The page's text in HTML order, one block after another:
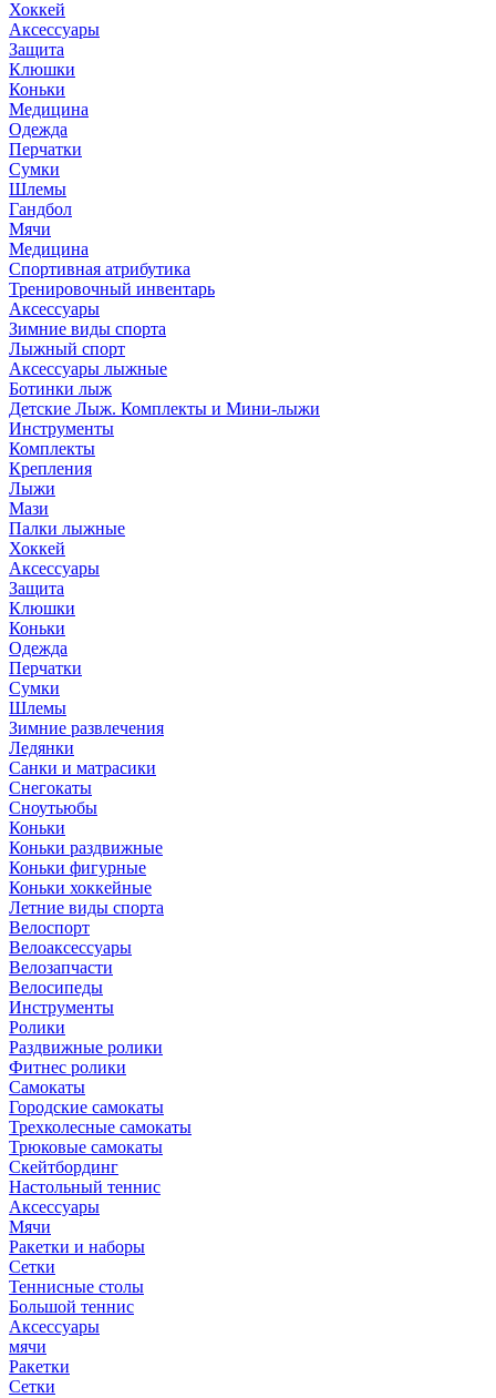
Хоккей
Аксессуары
Защита
Клюшки
Коньки
Медицина
Одежда
Перчатки
Сумки
Шлемы
Гандбол
Мячи
Медицина
Спортивная атрибутика
Тренировочный инвентарь
Аксессуары
Зимние виды спорта
Лыжный спорт
Аксессуары лыжные
Ботинки лыж
Детские Лыж. Комплекты и Мини-лыжи
Инструменты
Комплекты
Крепления
Лыжи
Мази
Палки лыжные
Хоккей
Аксессуары
Защита
Клюшки
Коньки
Одежда
Перчатки
Сумки
Шлемы
Зимние развлечения
Ледянки
Санки и матрасики
Снегокаты
Сноутьюбы
Коньки
Коньки раздвижные
Коньки фигурные
Коньки хоккейные
Летние виды спорта
Велоспорт
Велоаксессуары
Велозапчасти
Велосипеды
Инструменты
Ролики
Раздвижные ролики
Фитнес ролики
Самокаты
Городские самокаты
Трехколесные самокаты
Трюковые самокаты
Скейтбординг
Настольный теннис
Аксессуары
Мячи
Ракетки и наборы
Сетки
Теннисные столы
Большой теннис
Аксессуары
мячи
Ракетки
Сетки